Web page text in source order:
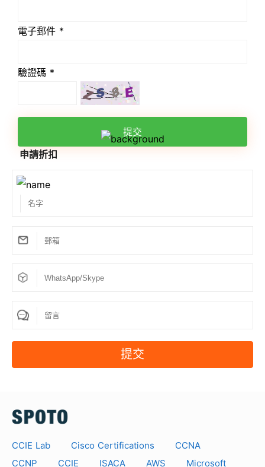
電子郵件 *
驗證碼 *
提交
申請折扣
提交
CCIE Lab Cisco Certifications
CCNA
CCNP
CCIE ISACA AWS Microsoft